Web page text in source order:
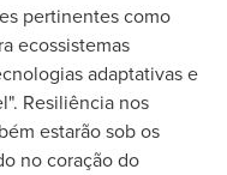
pertinentes como
ecossistemas
adaptativas e
Resiliência nos
estarão sob os
no coração do